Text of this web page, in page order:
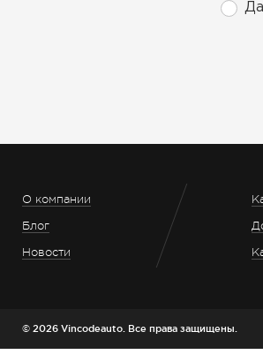
О компании
Блог
Новости
© 2026 Vincodeauto. Все права защищены.